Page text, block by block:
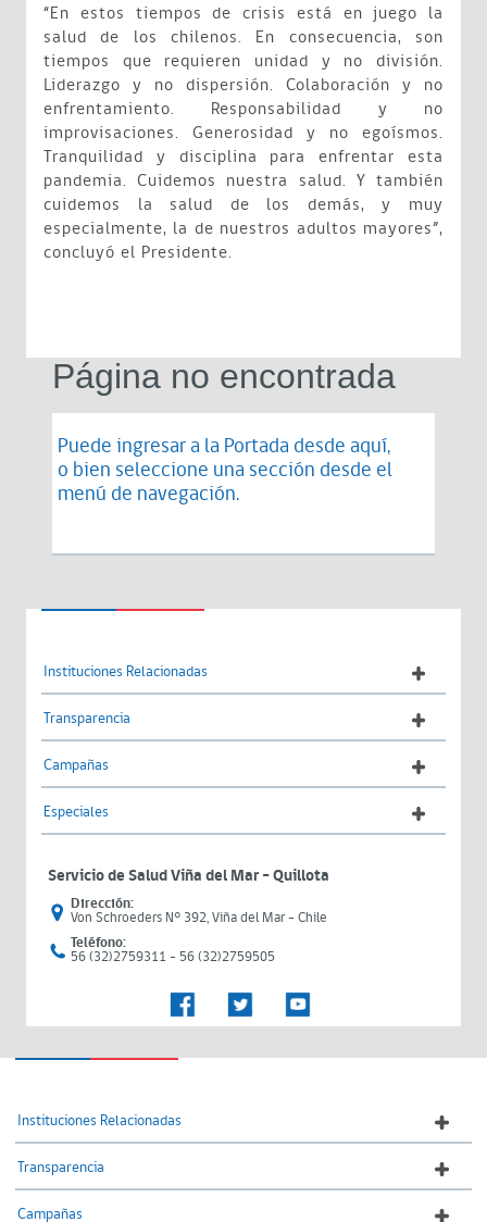
“En estos tiempos de crisis está en juego la
salud de los chilenos. En consecuencia, son
tiempos que requieren unidad y no división.
Liderazgo y no dispersión. Colaboración y no
enfrentamiento. Responsabilidad y no
improvisaciones. Generosidad y no egoísmos.
Tranquilidad y disciplina para enfrentar esta
pandemia. Cuidemos nuestra salud. Y también
cuidemos la salud de los demás, y muy
especialmente, la de nuestros adultos mayores”,
concluyó el Presidente.
Página no encontrada
Puede ingresar a la Portada desde aquí,
o bien seleccione una sección desde el
menú de navegación.
Instituciones Relacionadas
Transparencia
Campañas
Especiales
Servicio de Salud Viña del Mar – Quillota
Dirección:
Von Schroeders N° 392, Viña del Mar - Chile
Teléfono:
56 (32)2759311 - 56 (32)2759505
Instituciones Relacionadas
Transparencia
Campañas